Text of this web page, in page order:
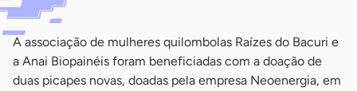
A associação de mulheres quilombolas Raízes do Bacuri e
a Anai Biopainéis foram beneficiadas com a doação de
duas picapes novas, doadas pela empresa Neoenergia, em